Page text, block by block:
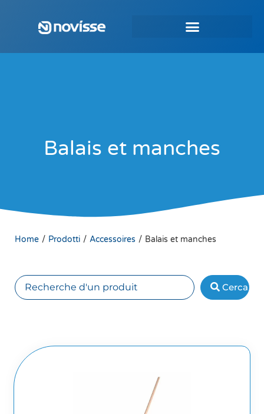
Balais et manches
Home / Prodotti / Accessoires / Balais et manches
Cerca